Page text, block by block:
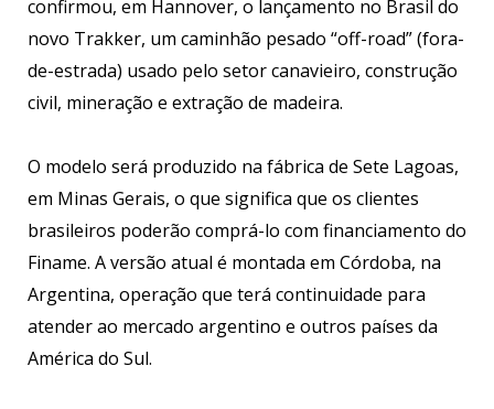
confirmou, em Hannover, o lançamento no Brasil do
novo Trakker, um caminhão pesado “off-road” (fora-
de-estrada) usado pelo setor canavieiro, construção
civil, mineração e extração de madeira.
O modelo será produzido na fábrica de Sete Lagoas,
em Minas Gerais, o que significa que os clientes
brasileiros poderão comprá-lo com financiamento do
Finame. A versão atual é montada em Córdoba, na
Argentina, operação que terá continuidade para
atender ao mercado argentino e outros países da
América do Sul.